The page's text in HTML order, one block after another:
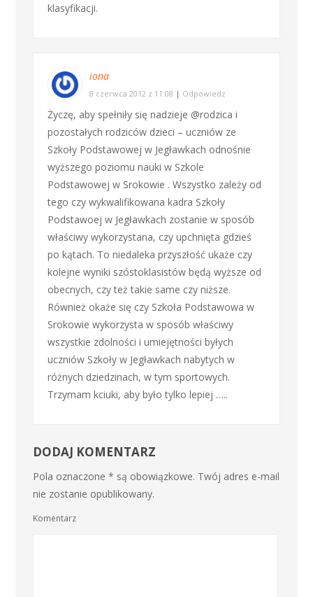
klasyfikacji.
iona
8 czerwca 2012 z 11:08 | Odpowiedz
Życzę, aby spełniły się nadzieje @rodzica i
pozostałych rodziców dzieci – uczniów ze
Szkoły Podstawowej w Jegławkach odnośnie
wyższego poziomu nauki w Szkole
Podstawowej w Srokowie . Wszystko zależy od
tego czy wykwalifikowana kadra Szkoły
Podstawoej w Jegławkach zostanie w sposób
właściwy wykorzystana, czy upchnięta gdzieś
po kątach. To niedaleka przyszłość ukaże czy
kolejne wyniki szóstoklasistów będą wyższe od
obecnych, czy też takie same czy niższe.
Również okaże się czy Szkoła Podstawowa w
Srokowie wykorzysta w sposób właściwy
wszystkie zdolności i umiejętności byłych
uczniów Szkoły w Jegławkach nabytych w
różnych dziedzinach, w tym sportowych.
Trzymam kciuki, aby było tylko lepiej …..
DODAJ KOMENTARZ
Pola oznaczone * są obowiązkowe. Twój adres e-mail
nie zostanie opublikowany.
Komentarz